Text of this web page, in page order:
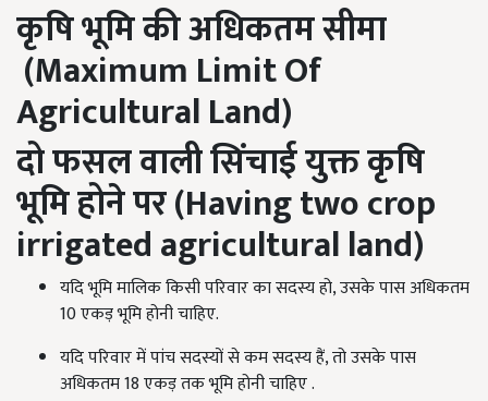
कृषि भूमि की अधिकतम सीमा
(Maximum Limit Of
Agricultural Land)
दो फसल वाली सिंचाई युक्त कृषि
भूमि होने पर (Having two crop
irrigated agricultural land)
यदि भूमि मालिक किसी परिवार का सदस्य हो, उसके पास अधिकतम
10 एकड़ भूमि होनी चाहिए.
यदि परिवार में पांच सदस्यों से कम सदस्य हैं, तो उसके पास
अधिकतम 18 एकड़ तक भूमि होनी चाहिए .